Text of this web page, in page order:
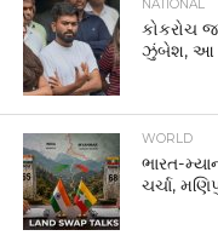
NATIONAL
કોકરોચ
ઝુંબેશ, આ
WORLD
ભારત-
ચર્ચા,